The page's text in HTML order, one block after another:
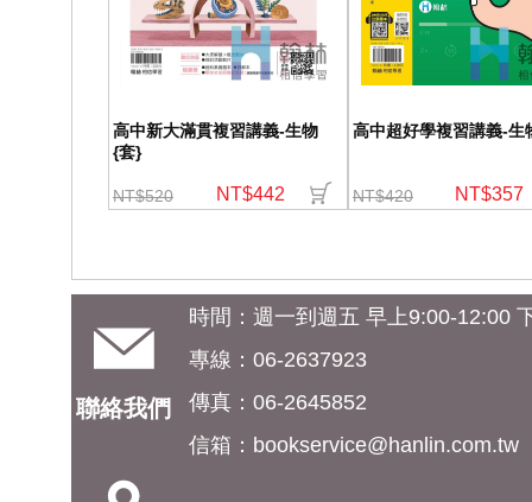
高中新大滿貫複習講義-生物
{套}
NT$520 NT$442
高中超好學複習講義-生
NT$420 NT$357
聯絡我們
時間：週一到週五 早上9:00-12:00
專線：06-2637923
傳真：06-2645852
信箱： bookservice@hanlin.com.tw